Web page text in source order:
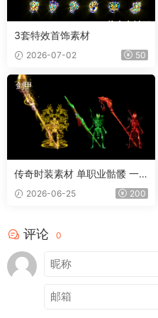
3套特效首饰素材
2026-07-02 50
剑甲
传奇时装素材 单职业骷髅 一
体时装
2026-06-25 200
评论 0